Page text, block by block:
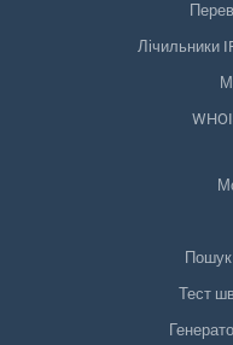
Лічильники
Тест